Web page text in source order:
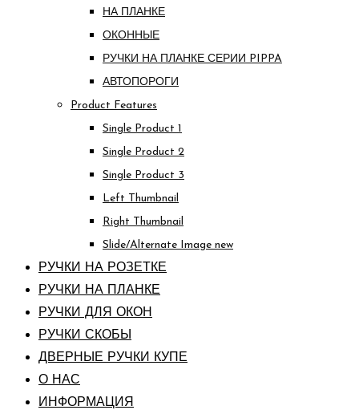
НА ПЛАНКЕ
ОКОННЫЕ
РУЧКИ НА ПЛАНКЕ СЕРИИ PIPPA
АВТОПОРОГИ
Product Features
Single Product 1
Single Product 2
Single Product 3
Left Thumbnail
Right Thumbnail
Slide/Alternate Image new
РУЧКИ НА РОЗЕТКЕ
РУЧКИ НА ПЛАНКЕ
РУЧКИ ДЛЯ ОКОН
РУЧКИ СКОБЫ
ДВЕРНЫЕ РУЧКИ КУПЕ
О НАС
ИНФОРМАЦИЯ